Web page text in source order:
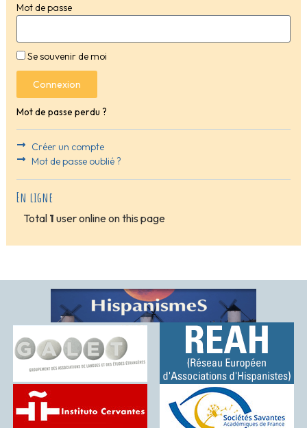
Mot de passe
Se souvenir de moi
Connexion
Mot de passe perdu ?
Créer un compte
Mot de passe oublié ?
En ligne
Total 1 user online on this page